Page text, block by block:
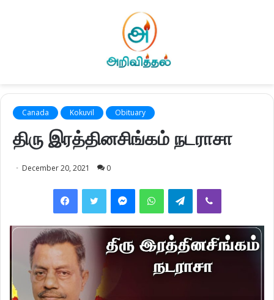
Canada Kokuvil Obituary
திரு இரத்தினசிங்கம் நடராசா
December 20, 2021 0
FacebookTwitter MessengerWhatsAppTelegramViber